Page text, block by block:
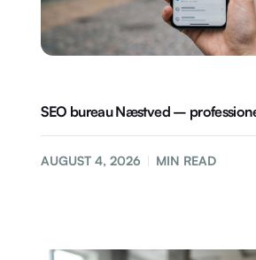
SEO bureau Næstved –
AUGUST 4, 2026 MIN READ